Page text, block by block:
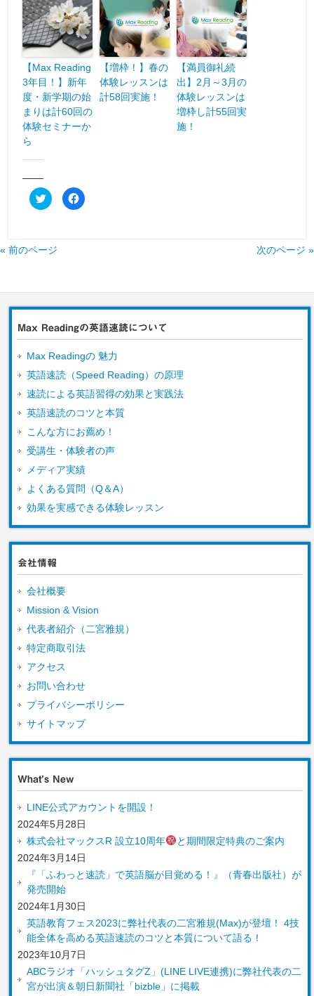
【Max Reading
3年目！】新年
度・新学期の始
まりは計60回の
体験セミナーか
ら
【増枠！】春の
体験レッスンは
計58回実施！
【満員御礼続
出】2月～3月の
体験レッスンは
増枠し計55回実
施！
ク
リ
Twitter
で
ウ
ン
ド
ウ
開
ま
す)
Facebook
で
て
だ
さ
い
し
い
ウ
ィ
ン
ド
で
き
ま
す)
« 前のページ 次のページ »
Max Readingの英語速読について
Max Readingの 魅力
英語速読（Speed Reading）の原理
速読による英語習得の効果と実践法
英語速読のコツと本質
こんな方にお薦め！
受講生・体験者の声
メディア実績
よくある質問（Q＆A）
効果を実感できる体験レッスン
会社情報
会社概要
Mission & Vision
代表者紹介（二宮雅規）
特定商取引法
アクセス
お問い合わせ
プライバシーポリシー
サイトマップ
What’s New
LINE公式アカウントを開設！
2024年5月28日
株式会社マックスR 設立10周年
と期間限定特典のご案内
2024年3月14日
『「ふわっと速読」で英語脳が目覚める！』（青春出版社）が
発売開始
2024年1月30日
英語教育フェス2023に弊社代表の二宮雅規(Max)が登壇！ 4技
能全体を高める英語速読のコツと本質について語る！
2023年10月7日
ABCラジオ「ハッシュタグZ」(LINE LIVE連携)に弊社代表の二
宮が出演＆朝日新聞社「bizble」に掲載